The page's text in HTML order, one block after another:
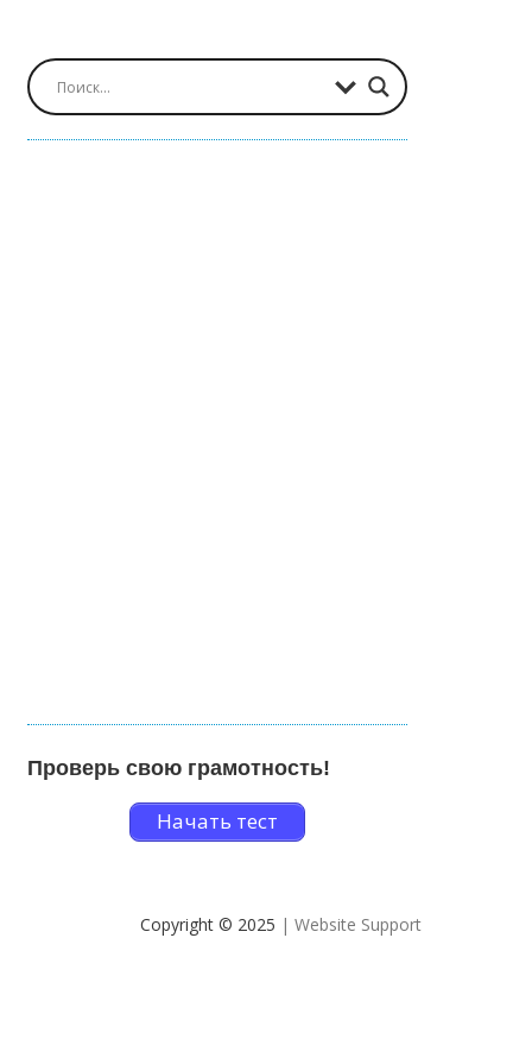
Проверь свою грамотность!
Начать тест
Copyright © 2025 | Website Support